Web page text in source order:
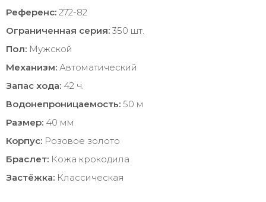
Референс: 272-82
Ограниченная серия: 350 шт.
Пол: Мужской
Механизм: Автоматический
Запас хода: 42 ч.
Водонепроницаемость: 50 м
Размер: 40 мм
Корпус: Розовое золото
Браслет: Кожа крокодила
Застёжка: Классическая